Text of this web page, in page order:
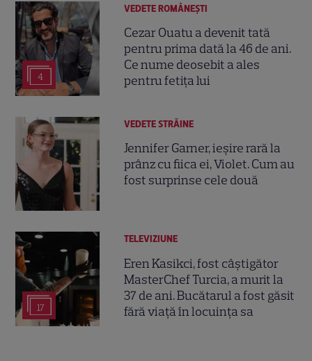
4
VEDETE ROMÂNEŞTI
Cezar Ouatu a devenit tată
pentru prima dată la 46 de ani.
Ce nume deosebit a ales
pentru fetița lui
VEDETE STRĂINE
Jennifer Garner, ieșire rară la
prânz cu fiica ei, Violet. Cum au
fost surprinse cele două
17
TELEVIZIUNE
Eren Kasikci, fost câștigător
MasterChef Turcia, a murit la
37 de ani. Bucătarul a fost găsit
fără viață în locuința sa